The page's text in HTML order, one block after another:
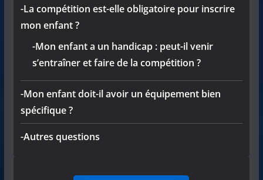
-La compétition est-elle obligatoire pour inscrire
mon enfant ?
-Mon enfant a un handicap : peut-il venir
s’entraîner et faire de la compétition ?
-Mon enfant doit-il avoir un équipement bien
spécifique ?
-Autres questions